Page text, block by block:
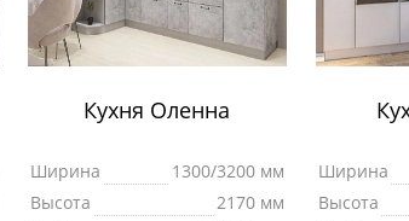
Кухня Оленна
Ширина
1300/3200 мм
Высота
2170 мм
Ширина
Высота